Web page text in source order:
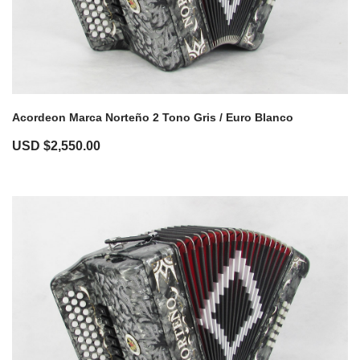
Acordeon Marca Norteño 2 Tono Gris / Euro Blanco
USD $2,550.00